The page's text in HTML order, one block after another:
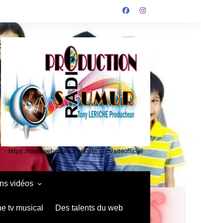
https://radiowebsaumur.wixsite.com/siteofficiel
vidéos
vidéo kids
tv musical Des talents du web